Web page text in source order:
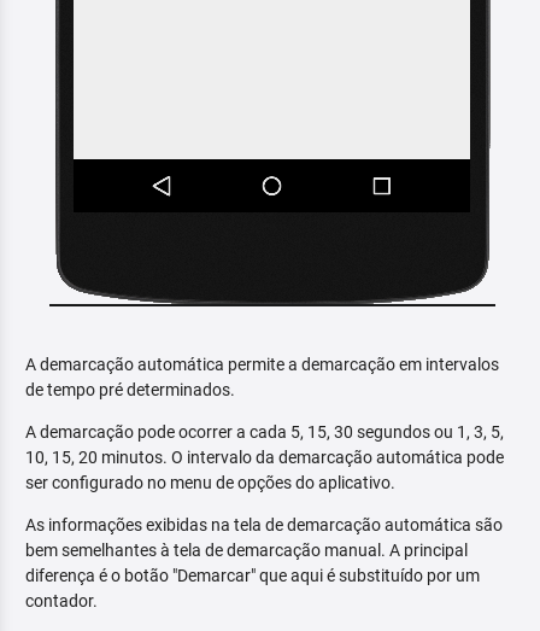
A demarcação automática permite a demarcação em intervalos
de tempo pré determinados.
A demarcação pode ocorrer a cada 5, 15, 30 segundos ou 1, 3, 5,
10, 15, 20 minutos. O intervalo da demarcação automática pode
ser configurado no menu de opções do aplicativo.
As informações exibidas na tela de demarcação automática são
bem semelhantes à tela de demarcação manual. A principal
diferença é o botão "Demarcar" que aqui é substituído por um
contador.